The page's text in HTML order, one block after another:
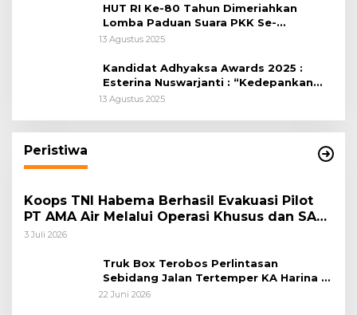
HUT RI Ke-80 Tahun Dimeriahkan
Lomba Paduan Suara PKK Se-
Kabupaten Bogor
13 Agustus 2025
Kandidat Adhyaksa Awards 2025 :
Esterina Nuswarjanti : “Kedepankan
Keadilan Restoratif Wujudkan
13 Agustus 2025
Peristiwa
Koops TNI Habema Berhasil Evakuasi Pilot
PT AMA Air Melalui Operasi Khusus dan SAR
Taktis
3 Juli 2026
Truk Box Terobos Perlintasan
Sebidang Jalan Tertemper KA Harina di
Jalan Stasiun Poncol-Jrakah Semarang
22 Juni 2026